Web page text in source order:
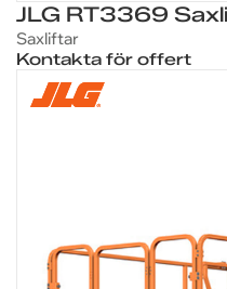
JLG RT3369
Saxliftar
Kontakta för offert